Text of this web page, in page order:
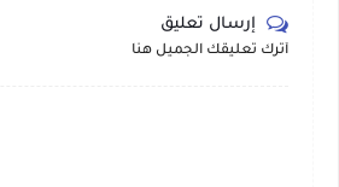
إرسال تعليق
أترك تعليقك الجميل هنا